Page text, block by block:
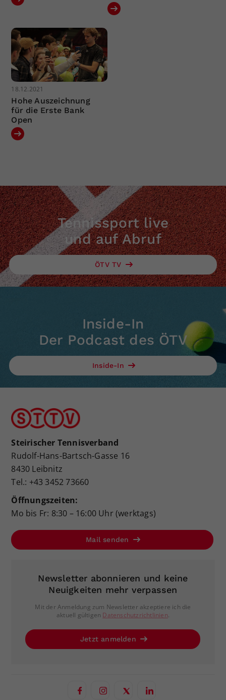
18.12.2021
Hohe Auszeichnung
für die Erste Bank
Open
Tennissport live
und auf Abruf
ÖTV TV
Inside-In
Der Podcast des ÖTV
Inside-In
Steirischer Tennisverband
Rudolf-Hans-Bartsch-Gasse 16
8430 Leibnitz
Tel.: +43 3452 73660
Öffnungszeiten:
Mo bis Fr: 8:30 – 16:00 Uhr (werktags)
Mail senden
Newsletter abonnieren und keine
Neuigkeiten mehr verpassen
Mit der Anmeldung zum Newsletter akzeptiere ich die
aktuell gültigen Datenschutzrichtlinien.
Jetzt anmelden